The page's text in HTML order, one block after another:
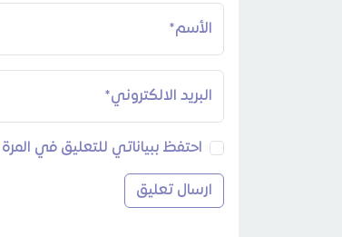
الأسم*
البريد الالكتروني*
احتفظ ببياناتي للتعليق في المرة